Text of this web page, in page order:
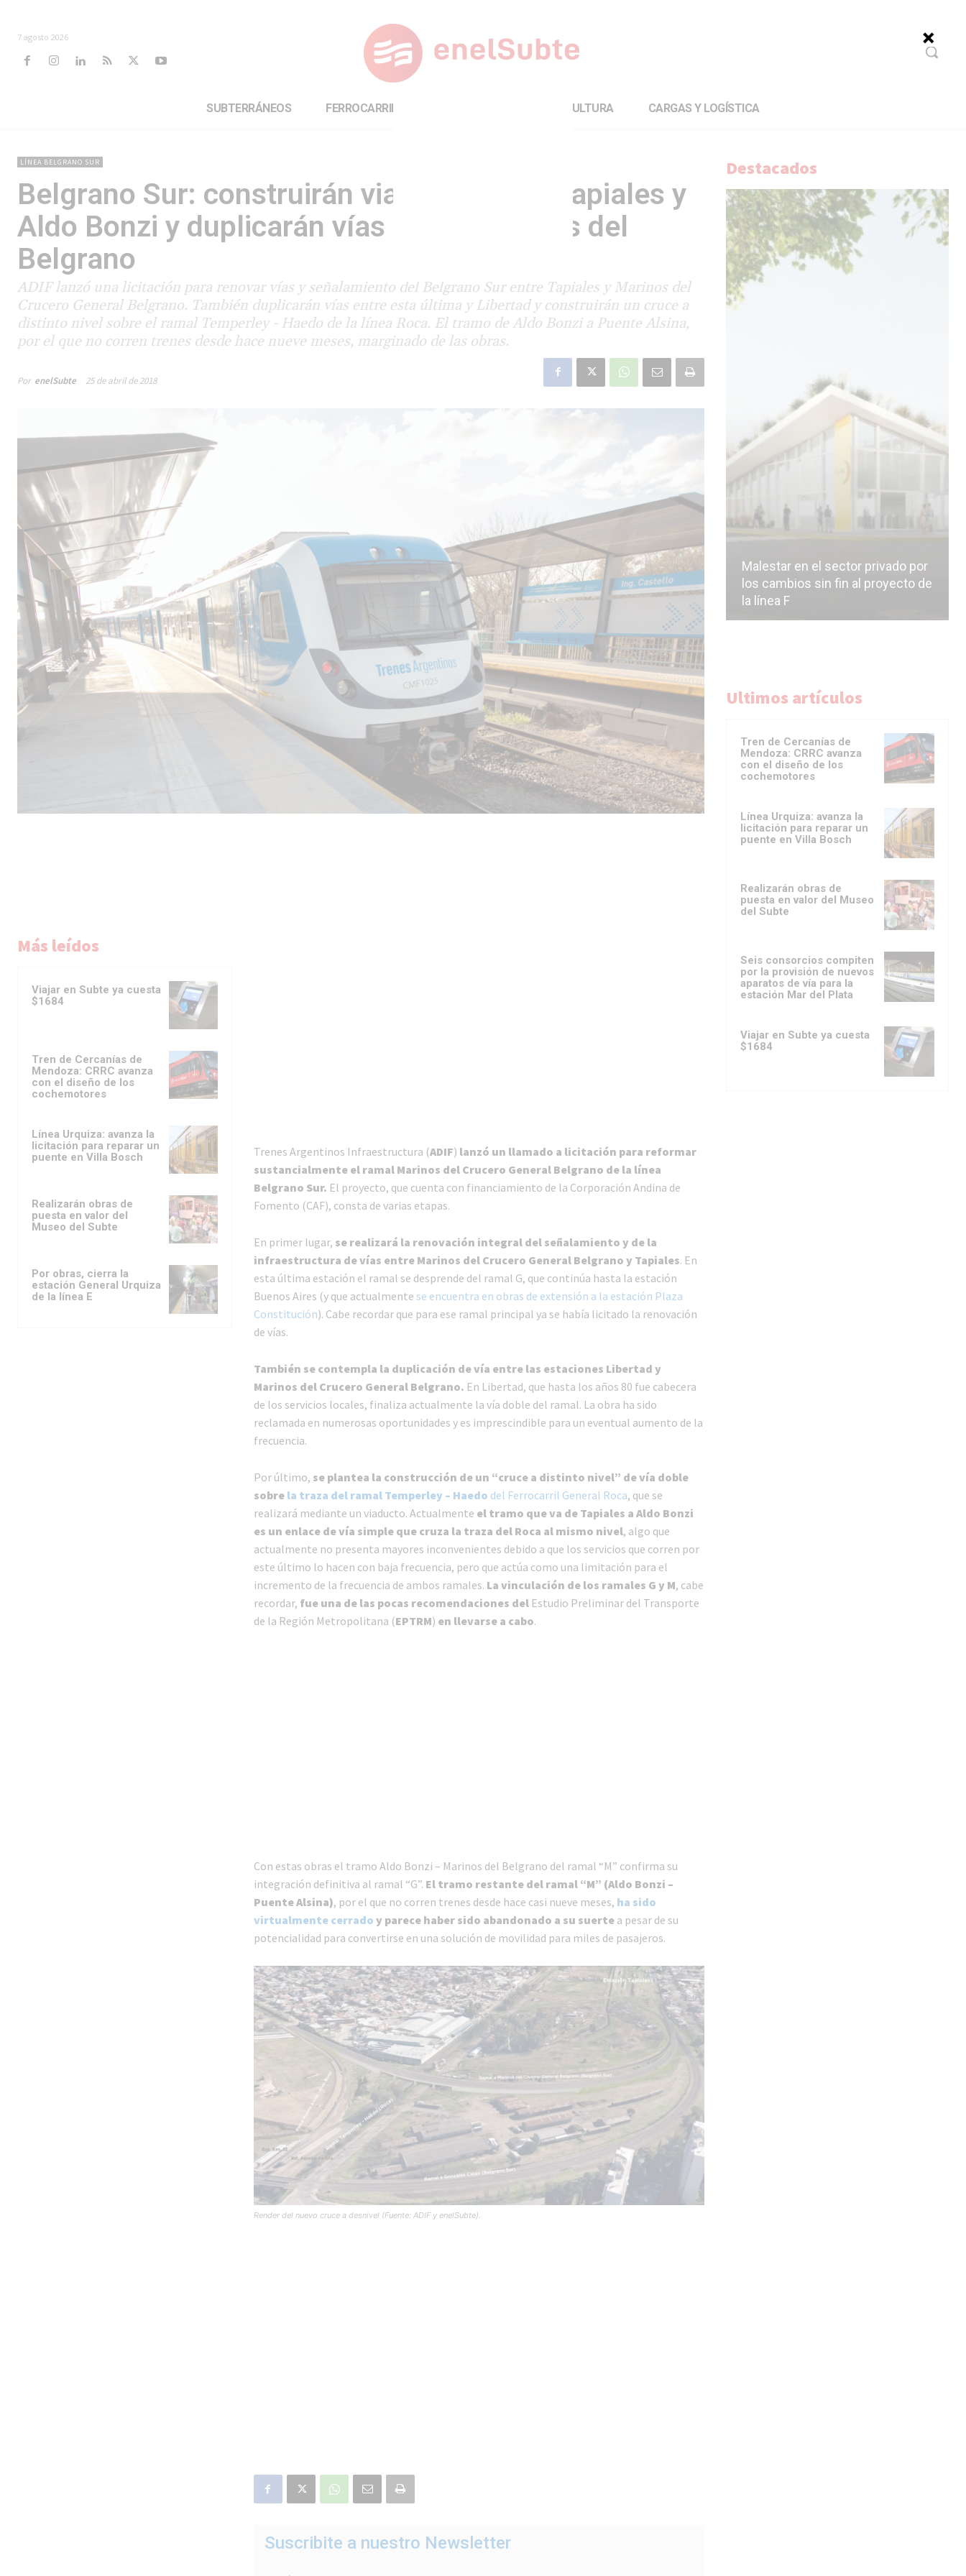
7 agosto 2026
SUBTERRÁNEOS FERROCARRILES CULTURA CARGAS Y LOGÍSTICA
LÍNEA BELGRANO SUR
Belgrano Sur: construirán viaducto entre Tapiales y
Aldo Bonzi y duplicarán vías hasta Marinos del
Belgrano
ADIF lanzó una licitación para renovar vías y señalamiento del Belgrano Sur entre Tapiales y Marinos del
Crucero General Belgrano. También duplicarán vías entre esta última y Libertad y construirán un cruce a
distinto nivel sobre el ramal Temperley - Haedo de la línea Roca. El tramo de Aldo Bonzi a Puente Alsina,
por el que no corren trenes desde hace nueve meses, marginado de las obras.
Por enelSubte 25 de abril de 2018
Más leídos
Viajar en Subte ya cuesta
$1684
Tren de Cercanías de
Mendoza: CRRC avanza
con el diseño de los
cochemotores
Línea Urquiza: avanza la
licitación para reparar un
puente en Villa Bosch
Realizarán obras de
puesta en valor del
Museo del Subte
Por obras, cierra la
estación General Urquiza
de la línea E
Trenes Argentinos Infraestructura (ADIF) lanzó un llamado a licitación para reformar
sustancialmente el ramal Marinos del Crucero General Belgrano de la línea
Belgrano Sur. El proyecto, que cuenta con financiamiento de la Corporación Andina de
Fomento (CAF), consta de varias etapas.
En primer lugar, se realizará la renovación integral del señalamiento y de la
infraestructura de vías entre Marinos del Crucero General Belgrano y Tapiales. En
esta última estación el ramal se desprende del ramal G, que continúa hasta la estación
Buenos Aires (y que actualmente se encuentra en obras de extensión a la estación Plaza
Constitución). Cabe recordar que para ese ramal principal ya se había licitado la renovación
de vías.
También se contempla la duplicación de vía entre las estaciones Libertad y
Marinos del Crucero General Belgrano. En Libertad, que hasta los años 80 fue cabecera
de los servicios locales, finaliza actualmente la vía doble del ramal. La obra ha sido
reclamada en numerosas oportunidades y es imprescindible para un eventual aumento de la
frecuencia.
Por último, se plantea la construcción de un “cruce a distinto nivel” de vía doble
sobre la traza del ramal Temperley – Haedo del Ferrocarril General Roca, que se
realizará mediante un viaducto. Actualmente el tramo que va de Tapiales a Aldo Bonzi
es un enlace de vía simple que cruza la traza del Roca al mismo nivel, algo que
actualmente no presenta mayores inconvenientes debido a que los servicios que corren por
este último lo hacen con baja frecuencia, pero que actúa como una limitación para el
incremento de la frecuencia de ambos ramales. La vinculación de los ramales G y M, cabe
recordar, fue una de las pocas recomendaciones delEstudio Preliminar del Transporte
de la Región Metropolitana (EPTRM) en llevarse a cabo.
Con estas obras el tramo Aldo Bonzi – Marinos del Belgrano del ramal “M” confirma su
integración definitiva al ramal “G”. El tramo restante del ramal “M” (Aldo Bonzi –
Puente Alsina), por el que no corren trenes desde hace casi nueve meses, ha sido
virtualmente cerrado y parece haber sido abandonado a su suertea pesar de su
potencialidad para convertirse en una solución de movilidad para miles de pasajeros.
Render del nuevo cruce a desnivel (Fuente: ADIF y enelSubte).
Suscribite a nuestro Newsletter
Destacados
Malestar en el sector privado por
los cambios sin fin al proyecto de
la línea F
Ultimos artículos
Tren de Cercanías de
Mendoza: CRRC avanza
con el diseño de los
cochemotores
Línea Urquiza: avanza la
licitación para reparar un
puente en Villa Bosch
Realizarán obras de
puesta en valor del Museo
del Subte
Seis consorcios compiten
por la provisión de nuevos
aparatos de vía para la
estación Mar del Plata
Viajar en Subte ya cuesta
$1684